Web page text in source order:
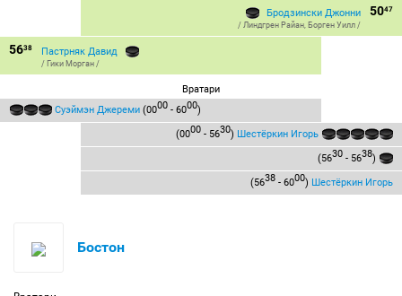
5047
Бродзински Джонни
/ Линдгрен Райан, Борген Уилл /
5638 Пастрняк Давид
/ Гики Морган /
Вратари
Суэймэн Джереми (0000 - 6000)
(0000 - 5630) Шестёркин Игорь
(5630 - 5638)
(5638 - 6000) Шестёркин Игорь
Бостон